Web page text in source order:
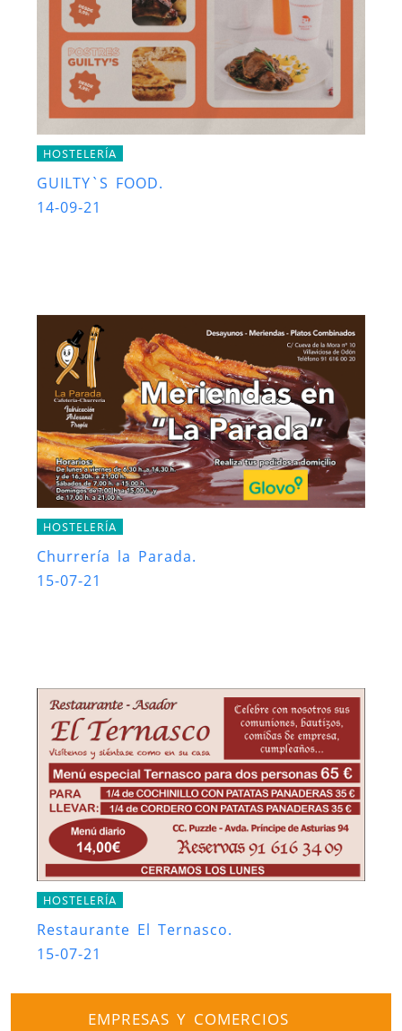
HOSTELERÍA
GUILTY`S FOOD.
14-09-21
HOSTELERÍA
Churrería la Parada.
15-07-21
HOSTELERÍA
Restaurante El Ternasco.
15-07-21
EMPRESAS Y COMERCIOS